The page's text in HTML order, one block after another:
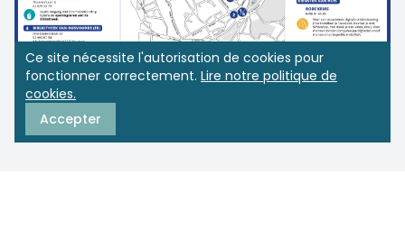
Ce site nécessite l'autorisation de cookies pour
fonctionner correctement. Lire notre politique de
cookies.
Accepter